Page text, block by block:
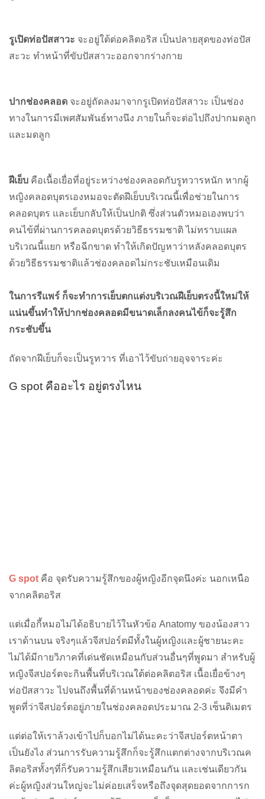
รูเปิดท่อปัสสาวะ จะอยู่ใต้ต่อคลิตอริส เป็นปลายสุดของท่อปัส
สะวะ ทำหน้าที่ขับปัสสาวะออกจากร่างกาย
ปากช่องคลอด จะอยู่ถัดลงมาจากรูเปิดท่อปัสสาวะ เป็นช่อง
ทางในการมีเพศสัมพันธ์ทางนึง ภายในก็จะต่อไปถึงปากมดลูก
และมดลูก
ฝีเย็บ คือเนื้อเยื่อที่อยู่ระหว่างช่องคลอดกับรูทวารหนัก หากผู้
หญิงคลอดบุตรเองหมอจะตัดฝีเย็บบริเวณนี้เพื่อช่วยในการ
คลอดบุตร และเย็บกลับให้เป็นปกติ ซึ่งส่วนตัวหมอเองพบว่า
คนไข้ที่ผ่านการคลอดบุตรด้วยวิธีธรรมชาติ ไม่ทราบแผล
บริเวณนี้แยก หรือฉีกขาด ทำให้เกิดปัญหาว่าหลังคลอดบุตร
ด้วยวิธีธรรมชาติแล้วช่องคลอดไม่กระชับเหมือนเดิม
ในการรีแพร์ ก็จะทำการเย็บตกแต่งบริเวณฝีเย็บตรงนี้ใหม่ให้
แน่นขึ้นทำให้ปากช่องคลอดมีขนาดเล็กลงคนไข้ก็จะรู้สึก
กระชับขึ้น
ถัดจากฝีเย็บก็จะเป็นรูทวาร ที่เอาไว้ขับถ่ายอุจจาระค่ะ
G spot คืออะไร อยู่ตรงไหน
G spot คือ จุดรับความรู้สึกของผู้หญิงอีกจุดนึงค่ะ นอกเหนือ
จากคลิตอริส
แต่เมื่อกี้หมอไม่ได้อธิบายไว้ในหัวข้อ Anatomy ของน้องสาว
เราด้านบน จริงๆแล้วจีสปอร์ตมีทั้งในผู้หญิงและผู้ชายนะคะ
ไม่ได้มีกายวิภาคที่เด่นชัดเหมือนกับส่วนอื่นๆที่พูดมา สำหรับผู้
หญิงจีสปอร์ตจะกินพื้นที่บริเวณใต้ต่อคลิตอริส เนื้อเยื่อข้างๆ
ท่อปัสสาวะ ไปจนถึงพื้นที่ด้านหน้าของช่องคลอดค่ะ จึงมีคำ
พูดที่ว่าจีสปอร์ตอยู่ภายในช่องคลอดประมาณ 2-3 เซ็นติเมตร
แต่ต่อให้เราล้วงเข้าไปก็บอกไม่ได้นะคะว่าจีสปอร์ตหน้าตา
เป็นยังไง ส่วนการรับความรู้สึกก็จะรู้สึกแตกต่างจากบริเวณค
ลิตอริสทั้งๆที่ก็รับความรู้สึกเสียวเหมือนกัน และเช่นเดียวกัน
ค่ะผู้หญิงส่วนใหญ่จะไม่ค่อยเสร็จหรือถึงจุดสุดยอดจากการก